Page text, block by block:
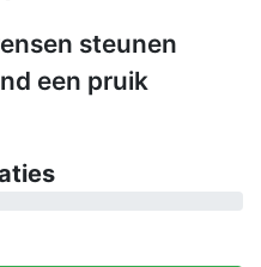
steunen
een pruik